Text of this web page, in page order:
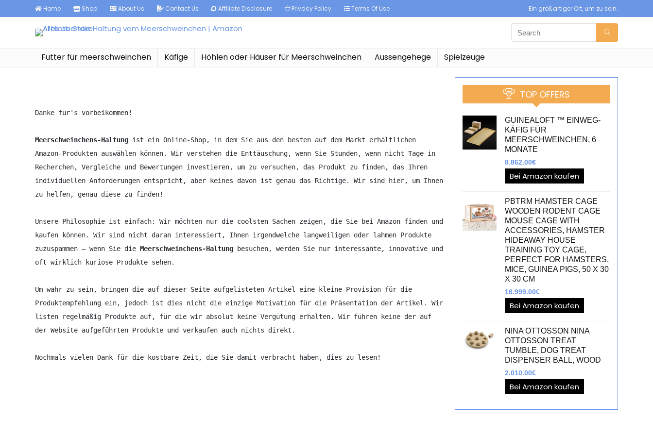
Home Shop About Us Contact Us Affiliate Disclosure Privacy Policy Terms Of Use Ein großartiger Ort, um zu sein.
Futter für meerschweinchen Käfige Höhlen oder Häuser für Meerschweinchen Aussengehege Spielzeuge
Danke für's vorbeikommen!
Meerschweinchens-Haltung ist ein Online-Shop, in dem Sie aus den besten auf dem Markt erhältlichen
Amazon-Produkten auswählen können. Wir verstehen die Enttäuschung, wenn Sie Stunden, wenn nicht Tage in
Recherchen, Vergleiche und Bewertungen investieren, um zu versuchen, das Produkt zu finden, das Ihren
individuellen Anforderungen entspricht, aber keines davon ist genau das Richtige. Wir sind hier, um Ihnen
zu helfen, genau diese zu finden!
Unsere Philosophie ist einfach: Wir möchten nur die coolsten Sachen zeigen, die Sie bei Amazon finden und
kaufen können. Wir sind nicht daran interessiert, Ihnen irgendwelche langweiligen oder lahmen Produkte
zuzuspammen – wenn Sie die Meerschweinchens-Haltung besuchen, werden Sie nur interessante, innovative und
oft wirklich kuriose Produkte sehen.
Um wahr zu sein, bringen die auf dieser Seite aufgelisteten Artikel eine kleine Provision für die
Produktempfehlung ein, jedoch ist dies nicht die einzige Motivation für die Präsentation der Artikel. Wir
listen regelmäßig Produkte auf, für die wir absolut keine Vergütung erhalten. Wir führen keine der auf
der Website aufgeführten Produkte und verkaufen auch nichts direkt.
Nochmals vielen Dank für die kostbare Zeit, die Sie damit verbracht haben, dies zu lesen!
TOP OFFERS
GUINEALOFT ™ EINWEG-
KÄFIG FÜR
MEERSCHWEINCHEN, 6
MONATE
8.862.00€
Bei Amazon kaufen
PBTRM HAMSTER CAGE
WOODEN RODENT CAGE
MOUSE CAGE WITH
ACCESSORIES, HAMSTER
HIDEAWAY HOUSE
TRAINING TOY CAGE,
PERFECT FOR HAMSTERS,
MICE, GUINEA PIGS, 50 X 30
X 30 CM
16.999.00€
Bei Amazon kaufen
NINA OTTOSSON NINA
OTTOSSON TREAT
TUMBLE, DOG TREAT
DISPENSER BALL, WOOD
2.010.00€
Bei Amazon kaufen